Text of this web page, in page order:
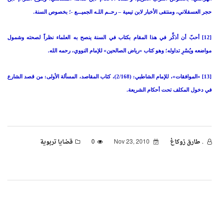
حجر العسقلاني، ومنتقى الأخبار لابن تيمية – رحــم اللـه الجميـــع -؛ بخصوص السنة.
[12] أحبّ أن أذكِّر في هذا المقام بكتاب في السنة ينصح به العلماء نظراً لصحته وشمول
مواضعه ويُسْرِ تداوله؛ وهو كتاب «رياض الصالحين» للإمام النووي، رحمه الله.
[13] «الموافقات»، للإمام الشاطبي: (2/168)، كتاب المقاصد، المسألة الأولى: من قصد الشارع
في دخول المكلف تحت أحكام الشريعة.
. طارق زوكاغ 0 قضايا تربوية